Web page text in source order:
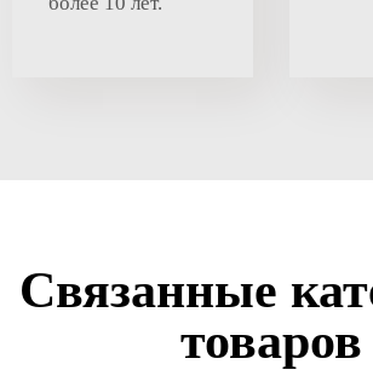
Связанные
товаров